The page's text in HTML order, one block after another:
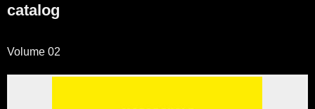
catalog
Volume 02